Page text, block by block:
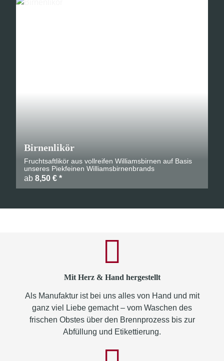
Birnenlikör
Fruchtsaftlikör aus vollreifen Williamsbirnen auf Basis
unseres Piekfeinen Williamsbirnenbrands
ab 8,50 € *
Mit Herz & Hand hergestellt
Als Manufaktur ist bei uns alles von Hand und mit
ganz viel Liebe gemacht – vom Waschen des
frischen Obstes über den Brennprozess bis zur
Abfüllung und Etikettierung.